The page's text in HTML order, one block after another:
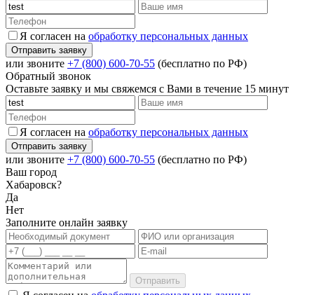
Я согласен на обработку персональных данных
или звоните +7 (800) 600-70-55 (бесплатно по РФ)
Обратный звонок
Оставьте заявку и мы свяжемся с Вами в течение 15 минут
Я согласен на обработку персональных данных
или звоните +7 (800) 600-70-55 (бесплатно по РФ)
Ваш город
Хабаровск?
Да
Нет
Заполните онлайн заявку
Отправить